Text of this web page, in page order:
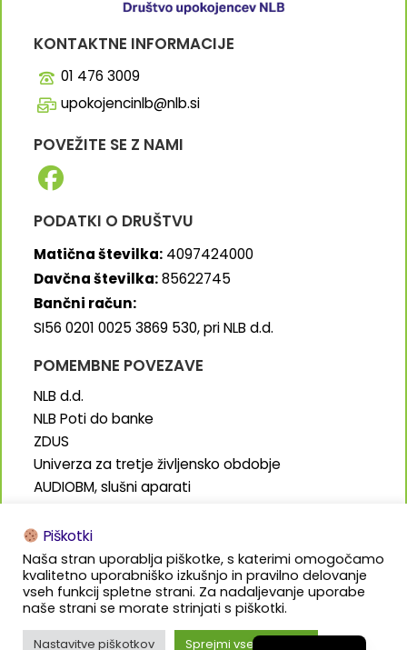
KONTAKTNE INFORMACIJE
01 476 3009
upokojencinlb@nlb.si
POVEŽITE SE Z NAMI
PODATKI O DRUŠTVU
Matična številka:4097424000
Davčna številka:85622745
Bančni račun:
SI56 0201 0025 3869 530, pri NLB d.d.
POMEMBNE POVEZAVE
NLB d.d.
NLB Poti do banke
ZDUS
Univerza za tretje življensko obdobje
AUDIOBM, slušni aparati
Izdelava in oblikovanje:Bališ.marketing
Piškotki
Naša stran uporablja piškotke, s katerimi omogočamo
kvalitetno uporabniško izkušnjo in pravilno delovanje
vseh funkcij spletne strani. Za nadaljevanje uporabe
naše strani se morate strinjati s piškotki.
Nastavitve piškotkov Sprejmi vse piškotke